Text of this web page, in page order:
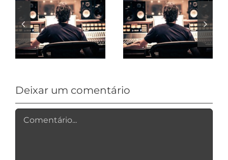
Trilha para
documentários
Áudio design
Deixar um comentário
Comentário